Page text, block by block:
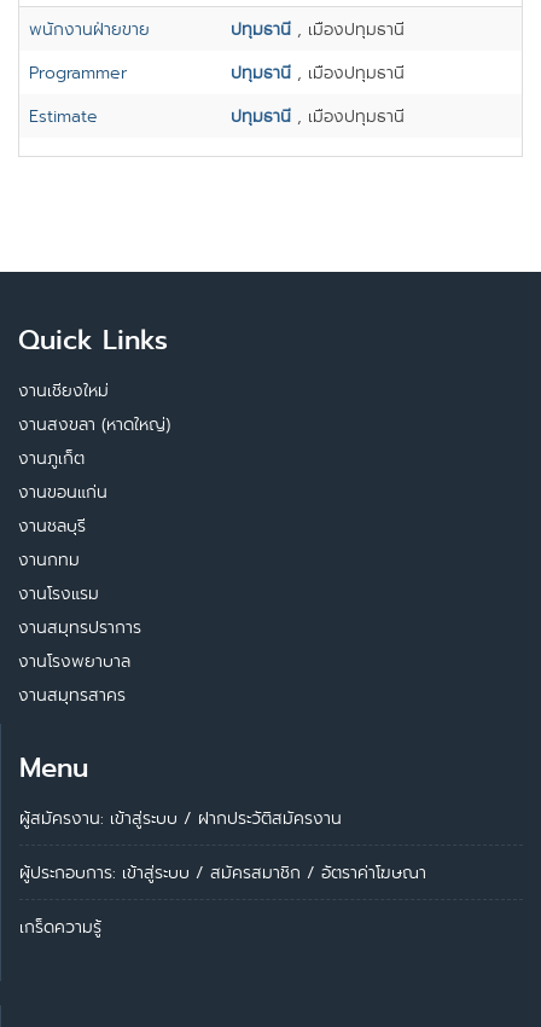
พนักงานฝ่ายขาย ปทุมธานี , เมืองปทุมธานี
Programmer
ปทุมธานี , เมืองปทุมธานี
Estimate
ปทุมธานี , เมืองปทุมธานี
Quick Links
งานเชียงใหม่
งานสงขลา (หาดใหญ่)
งานภูเก็ต
งานขอนแก่น
งานชลบุรี
งานกทม
งานโรงแรม
งานสมุทรปราการ
งานโรงพยาบาล
งานสมุทรสาคร
Menu
ผู้สมัครงาน: เข้าสู่ระบบ / ฝากประวัติสมัครงาน
ผู้ประกอบการ: เข้าสู่ระบบ / สมัครสมาชิก / อัตราค่าโฆษณา
เกร็ดความรู้